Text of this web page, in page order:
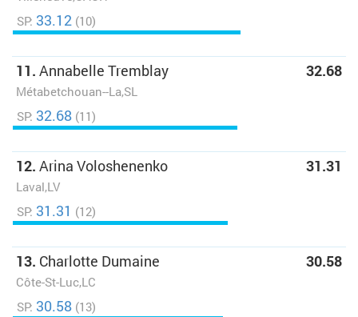
SP: 33.12 (10)
11. Annabelle Tremblay
Métabetchouan--La,SL
32.68
SP: 32.68 (11)
12. Arina Voloshenenko
Laval,LV
31.31
SP: 31.31 (12)
13. Charlotte Dumaine
Côte-St-Luc,LC
30.58
SP: 30.58 (13)